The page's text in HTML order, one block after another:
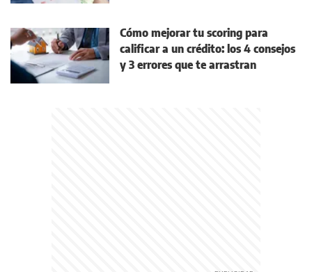
Cómo mejorar tu scoring para
calificar a un crédito: los 4 consejos
y 3 errores que te arrastran